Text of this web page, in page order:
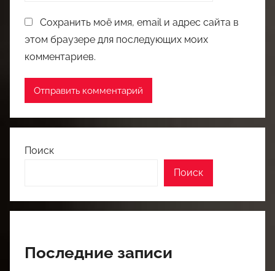
Сохранить моё имя, email и адрес сайта в
этом браузере для последующих моих
комментариев.
Поиск
Поиск
Последние записи